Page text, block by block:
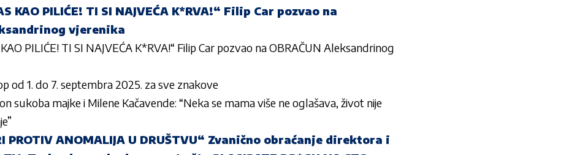
KAO PILIĆE! TI SI NAJVEĆA K*RVA!“ Filip Car pozvao na
vjerenika
PILIĆE! TI SI NAJVEĆA K*RVA!“ Filip Car pozvao na OBRAČUN Aleksandrinog
od 1. do 7. septembra 2025. za sve znakove
sukoba majke i Milene Kačavende: “Neka se mama više ne oglašava, život nije
PROTIV ANOMALIJA U DRUŠTVU“ Zvanično obraćanje direktora i